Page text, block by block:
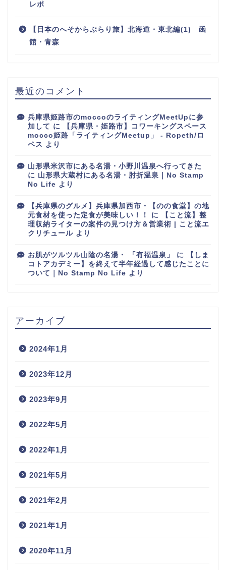
レポ
【日本のへそからぶらり旅】北海道・東北編(1) 函
館・青森
最近のコメント
兵庫県姫路市のmoccoのライティングMeetUpに参
加して に
【兵庫県・姫路市】コワーキングスペース
mocco姫路「ライティングMeetup」 - Ropeth/ロ
ペス より
山形県米沢市にある名湯・小野川温泉へ行ってきた
に 山形県大蔵村にある名湯・肘折温泉｜No Stamp
No Life より
【兵庫県のグルメ】兵庫県加西市・【のの食堂】の地
元食材を使った定食が美味しい！！
に
【こと流】整
理収納ライターの案件の見つけ方＆営業術 | こと流エ
クリチュール より
お肌がツルツル山陰の名湯・ 「有福温泉」 に
【しま
コトアカデミー】を終えて半年経過して感じたことに
ついて｜No Stamp No Life より
アーカイブ
2024年1月
2023年12月
2023年9月
2022年5月
2022年1月
2021年5月
2021年2月
2021年1月
2020年11月